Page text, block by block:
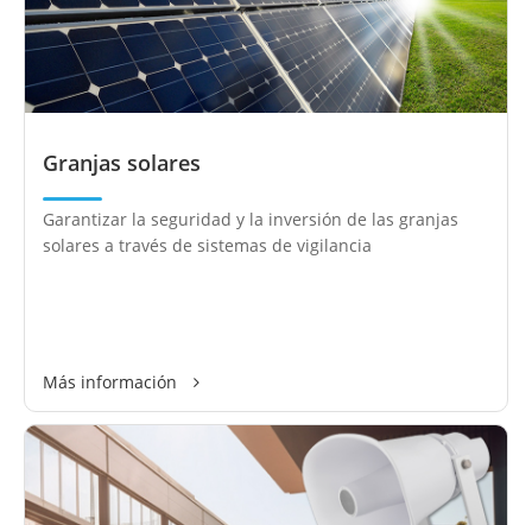
Granjas solares
Garantizar la seguridad y la inversión de las granjas
solares a través de sistemas de vigilancia
Más información